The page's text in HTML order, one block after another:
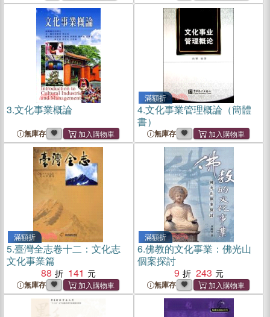
3.文化事業概論
無庫存
滿額折
4.文化事業管理概論（簡體
書）
無庫存
滿額折
5.臺灣全志卷十二：文化志
文化事業篇
88
141
無庫存
滿額折
6.佛教的文化事業：佛光山
個案探討
9
243
無庫存